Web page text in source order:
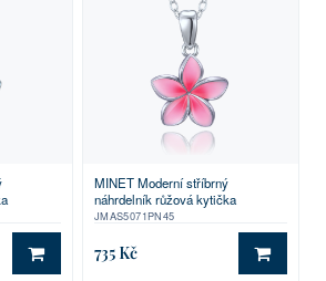
DO KOŠÍKU
MINET Moderní stříbrný
náhrdelník růžová kytička
JMAS5071PN45
735 Kč DO